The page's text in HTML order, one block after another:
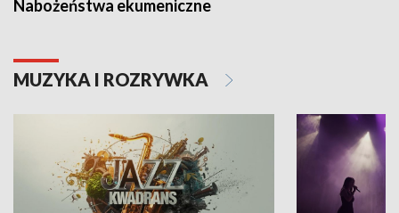
Nabożeństwa ekumeniczne
MUZYKA I ROZRYWKA